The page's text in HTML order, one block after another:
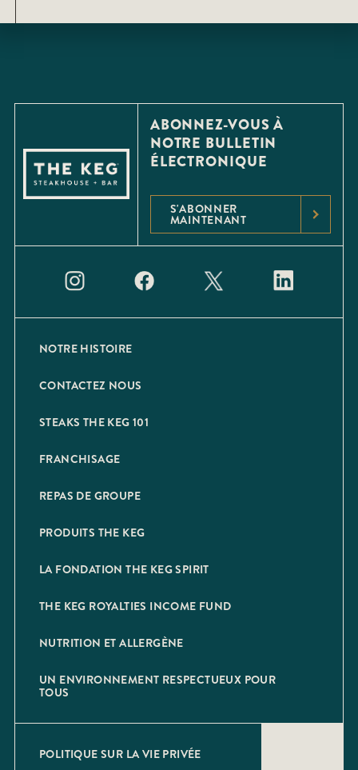
ABONNEZ-VOUS À
NOTRE BULLETIN
ÉLECTRONIQUE
S'ABONNER
MAINTENANT
NOTRE HISTOIRE
CONTACTEZ NOUS
STEAKS THE KEG 101
FRANCHISAGE
REPAS DE GROUPE
PRODUITS THE KEG
LA FONDATION THE KEG SPIRIT
THE KEG ROYALTIES INCOME FUND
NUTRITION ET ALLERGÈNE
UN ENVIRONNEMENT RESPECTUEUX POUR
TOUS
POLITIQUE SUR LA VIE PRIVÉE